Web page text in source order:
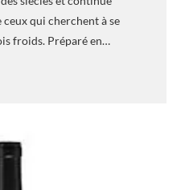
ceux qui cherchent à se
froids. Préparé en…